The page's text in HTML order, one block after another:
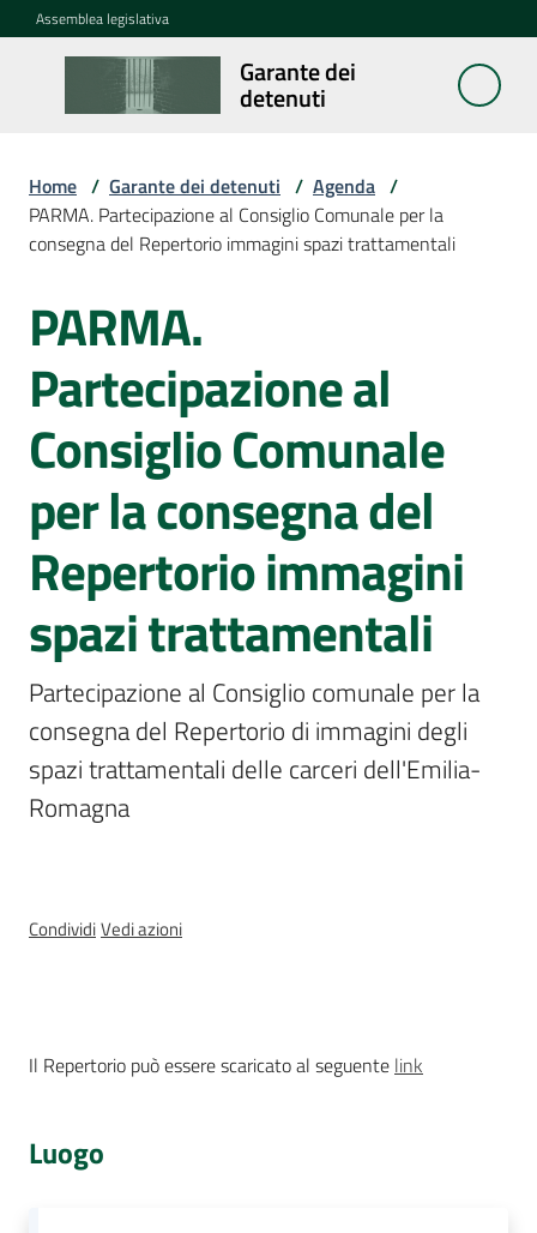
Vai al contenuto
Vai alla navigazione
Vai al footer
Assemblea legislativa
Garante dei
detenuti
Garante
dei
Cosa
Notizie
Segnalazioni
Assemblea
legislativa
Assemblea
Argomenti
Per i cittadini
Home / Garante dei detenuti / Agenda /
PARMA. Partecipazione al Consiglio Comunale per la
consegna del Repertorio immagini spazi trattamentali
Salta al contenuto
PARMA.
Partecipazione al
Consiglio Comunale
per la consegna del
Repertorio immagini
spazi trattamentali
Partecipazione al Consiglio comunale per la
consegna del Repertorio di immagini degli
spazi trattamentali delle carceri dell'Emilia-
Romagna
CondividiVedi azioni
Cos'è
Il Repertorio può essere scaricato al seguente link
Luogo